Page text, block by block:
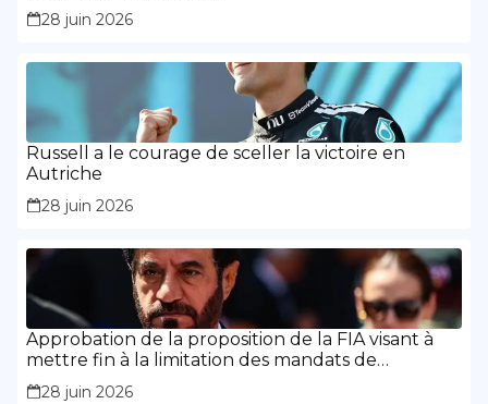
28 juin 2026
Russell a le courage de sceller la victoire en
Autriche
28 juin 2026
Approbation de la proposition de la FIA visant à
mettre fin à la limitation des mandats de
présidence
28 juin 2026